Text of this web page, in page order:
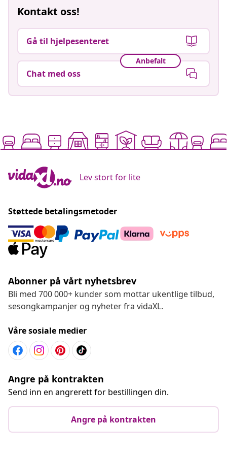
Kontakt oss!
Gå til hjelpesenteret
Anbefalt
Chat med oss
Lev stort for lite
Støttede betalingsmetoder
Abonner på vårt nyhetsbrev
Bli med 700 000+ kunder som mottar ukentlige tilbud,
sesongkampanjer og nyheter fra vidaXL.
Våre sosiale medier
Angre på kontrakten
Send inn en angrerett for bestillingen din.
Angre på kontrakten